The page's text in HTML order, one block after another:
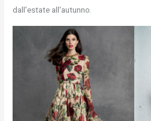
dall'estate all'autunno.